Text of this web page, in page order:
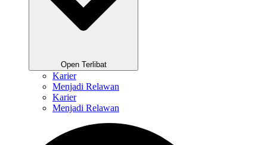
Open Terlibat
Karier
Menjadi Relawan
Karier
Menjadi Relawan